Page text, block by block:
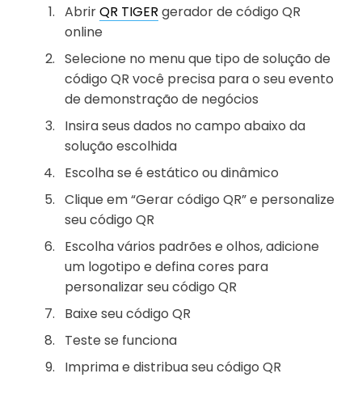
AbrirQR TIGER gerador de código QR
online
Selecione no menu que tipo de solução de
código QR você precisa para o seu evento
de demonstração de negócios
Insira seus dados no campo abaixo da
solução escolhida
Escolha se é estático ou dinâmico
Clique em “Gerar código QR” e personalize
seu código QR
Escolha vários padrões e olhos, adicione
um logotipo e defina cores para
personalizar seu código QR
Baixe seu código QR
Teste se funciona
Imprima e distribua seu código QR